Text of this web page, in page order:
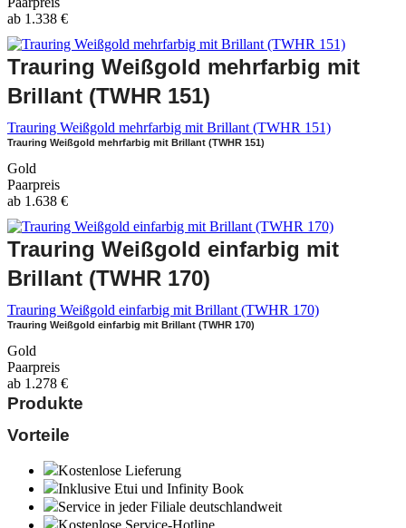
ab 1.338 €
Trauring Weißgold mehrfarbig mit
Brillant (TWHR 151)
Trauring Weißgold mehrfarbig mit Brillant (TWHR 151)
Trauring Weißgold mehrfarbig mit Brillant (TWHR 151)
Gold
Paarpreis
ab 1.638 €
Trauring Weißgold einfarbig mit
Brillant (TWHR 170)
Trauring Weißgold einfarbig mit Brillant (TWHR 170)
Trauring Weißgold einfarbig mit Brillant (TWHR 170)
Gold
Paarpreis
ab 1.278 €
Produkte
Vorteile
Kostenlose Lieferung
Inklusive Etui und Infinity Book
Service in jeder Filiale deutschlandweit